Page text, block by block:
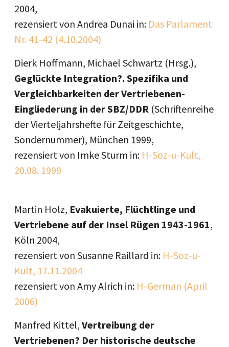
2004,
rezensiert von Andrea Dunai in: Das Parlament
Nr. 41-42 (4.10.2004)
Dierk Hoffmann, Michael Schwartz (Hrsg.),
Geglückte Integration?. Spezifika und
Vergleichbarkeiten der Vertriebenen-
Eingliederung in der SBZ/DDR (Schriftenreihe
der Vierteljahrshefte für Zeitgeschichte,
Sondernummer), München 1999,
rezensiert von Imke Sturm in: H-Soz-u-Kult,
20.08. 1999
Martin Holz, Evakuierte, Flüchtlinge und
Vertriebene auf der Insel Rügen 1943-1961,
Köln 2004,
rezensiert von Susanne Raillard in: H-Soz-u-
Kult, 17.11.2004
rezensiert von Amy Alrich in: H-German (April
2006)
Manfred Kittel, Vertreibung der
Vertriebenen? Der historische deutsche